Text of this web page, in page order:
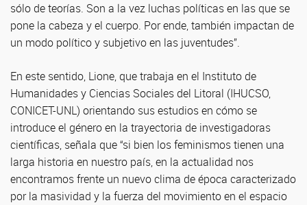
sólo de teorías. Son a la vez luchas políticas en las que se
pone la cabeza y el cuerpo. Por ende, también impactan de
un modo político y subjetivo en las juventudes”.
En este sentido, Lione, que trabaja en el Instituto de
Humanidades y Ciencias Sociales del Litoral (IHUCSO,
CONICET-UNL) orientando sus estudios en cómo se
introduce el género en la trayectoria de investigadoras
científicas, señala que “si bien los feminismos tienen una
larga historia en nuestro país, en la actualidad nos
encontramos frente un nuevo clima de época caracterizado
por la masividad y la fuerza del movimiento en el espacio